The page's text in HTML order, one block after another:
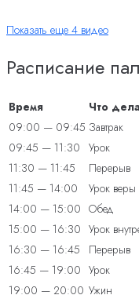
Показать еще 4 видео
Расписание
Время
Что
09:00 — 09:45 Завтрак
09:45 — 11:30 Урок
11:30 — 11:45
Перерыв
11:45 — 14:00
Урок веры
14:00 — 15:00 Обед
15:00 — 16:30 Урок
16:30 — 16:45
Перерыв
16:45 — 19:00 Урок
19:00 — 20:00 Ужин